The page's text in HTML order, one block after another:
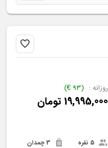
روزانه : (
93
€
)
19,995,000تومان